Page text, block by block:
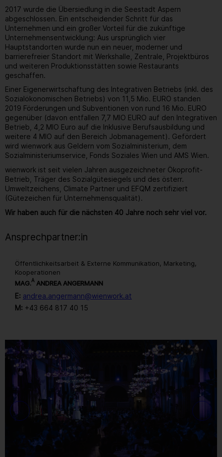
2017 wurde die Übersiedlung in die Seestadt Aspern
abgeschlossen. Ein entscheidender Schritt für das
Unternehmen und ein großer Vorteil für die zukünftige
Unternehmensentwicklung: Aus ursprünglich vier
Hauptstandorten wurde nun ein neuer, moderner und
barrierefreier Standort mit Werkshalle, Zentrale, Projektbüros
und weiteren Produktionsstätten sowie Restaurants
geschaffen.
Einer Eigenerwirtschaftung des Integrativen Betriebs (inkl. des
Sozialökonomischen Betriebs) von 11,5 Mio. EURO standen
2019 Förderungen und Subventionen von rund 16 Mio. EURO
gegenüber (davon entfallen 7,7 MIO EURO auf den Integrativen
Betrieb, 4,2 MIO Euro auf die Inklusive Berufsausbildung und
weitere 4 MIO auf den Bereich Jobmanagement). Gefördert
wird wienwork aus Geldern vom Sozialministerium, dem
Sozialministeriumservice, Fonds Soziales Wien und AMS Wien.
wienwork ist seit vielen Jahren ausgezeichneter Ökoprofit-
Betrieb, Träger des Sozialgütesiegels und des österr.
Umweltzeichens, Climate Partner und EFQM zertifiziert
(Gütezeichen für Unternehmensqualität).
Wir haben auch für die nächsten 40 Jahre noch sehr viel vor.
Ansprechpartner:in
Öffentlichkeitsarbeit & Externe Kommunikation, Marketing,
Kooperationen
MAG.A ANDREA ANGERMANN
E: andrea.angermann@wienwork.at
M: +43 664 817 40 15
/ 259